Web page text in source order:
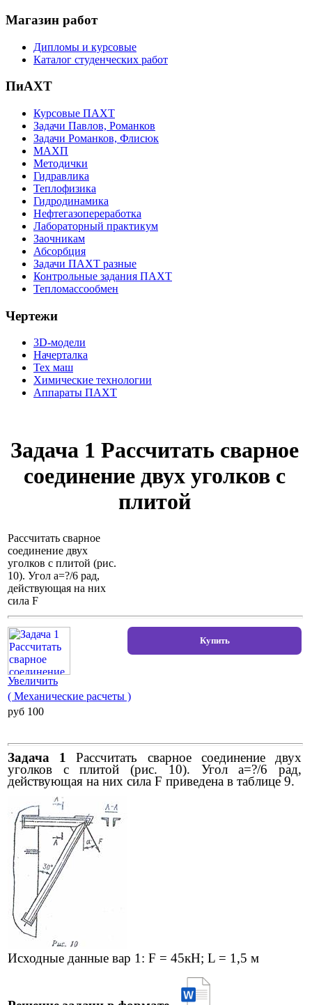
Магазин работ
Дипломы и курсовые
Каталог студенческих работ
ПиАХТ
Курсовые ПАХТ
Задачи Павлов, Романков
Задачи Романков, Флисюк
МАХП
Методички
Гидравлика
Теплофизика
Гидродинамика
Нефтегазопереработка
Лабораторный практикум
Заочникам
Абсорбция
Задачи ПАХТ разные
Контрольные задания ПАХТ
Тепломассообмен
Чертежи
3D-модели
Начерталка
Тех маш
Химические технологии
Аппараты ПАХТ
Задача 1 Рассчитать сварное
соединение двух уголков с
плитой
Рассчитать сварное
соединение двух
уголков с плитой (рис.
10). Угол а=?/6 рад,
действующая на них
сила F
Увеличить
( Механические расчеты )
pуб 100
Задача 1Рассчитать сварное соединение двух
уголков с плитой (рис. 10). Угол а=?/6 рад,
действующая на них сила F приведена в таблице 9.
Исходные данные вар 1: F = 45кН; L = 1,5 м